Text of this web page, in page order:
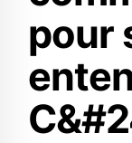
pour